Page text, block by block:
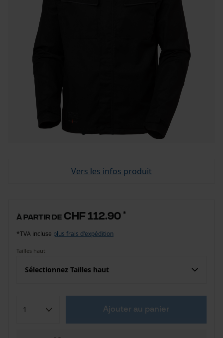
Vers les infos produit
à partir de CHF 112.90 *
*TVA incluse plus frais d'expédition
Tailles haut
Sélectionnez Tailles haut
Ajouter au panier